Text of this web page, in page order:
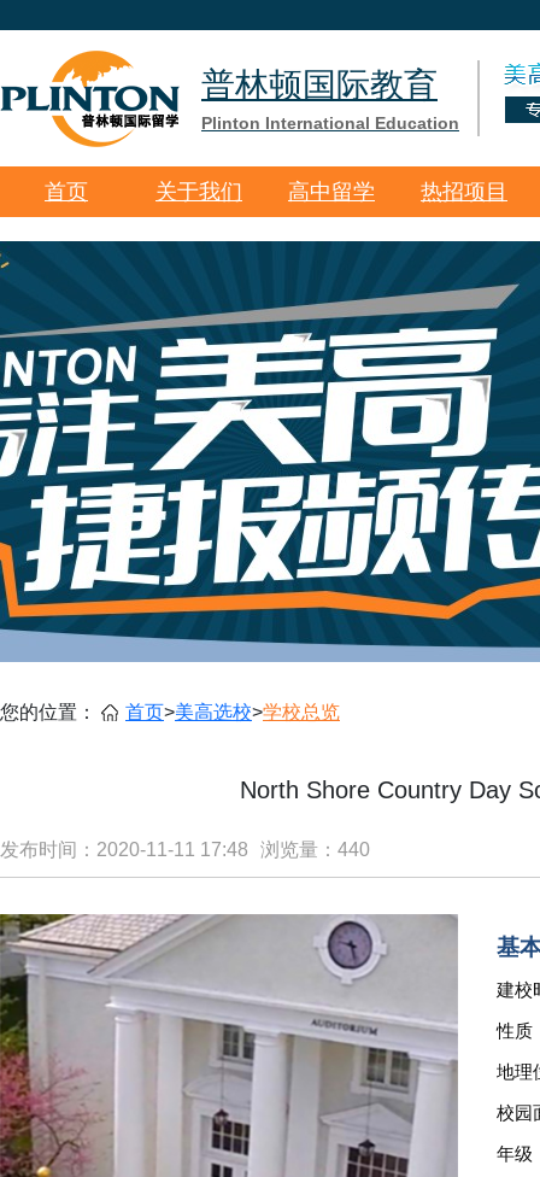
普林顿国际教育
Plinton International Education
首页 关于我们 高中留学 热招项目
您的位置： 首页>美高选校>学校总览
North Shore Country Day
发布时间：2020-11-11 17:48 浏览量： 440
基
建校
性质
地理
校园
年级